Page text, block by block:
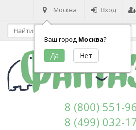
Москва
Ваш город Москва?
Вход
8 (800) 551-
8 (499) 032-